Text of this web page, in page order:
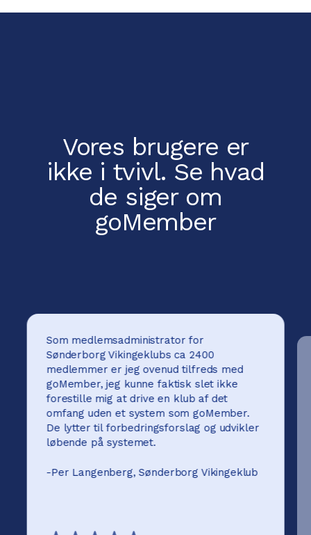
Vores brugere er
ikke i tvivl. Se hvad
de siger om
goMember
Som medlemsadministrator for
Sønderborg Vikingeklubs ca 2400
medlemmer er jeg ovenud tilfreds med
goMember, jeg kunne faktisk slet ikke
forestille mig at drive en klub af det
omfang uden et system som goMember.
De lytter til forbedringsforslag og udvikler
løbende på systemet.
-Per Langenberg, Sønderborg Vikingeklub